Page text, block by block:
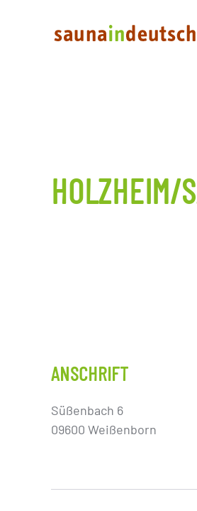
HOLZHEIM/
ANSCHRIFT
Süßenbach 6
09600 Weißenborn